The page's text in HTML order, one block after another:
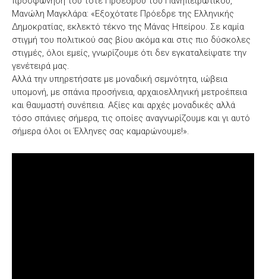
Μανώλη Μαγκλάρα: «Εξοχότατε Πρόεδρε της Ελληνικής
Δημοκρατίας, εκλεκτό τέκνο της Μάνας Ηπείρου. Σε καμία
στιγμή του πολιτικού σας βίου ακόμα και στις πιο δύσκολες
στιγμές, όλοι εμείς, γνωρίζουμε ότι δεν εγκαταλείψατε την
γενέτειρά μας.
Αλλά την υπηρετήσατε με μοναδική σεμνότητα, ιώβεια
υπομονή, με σπάνια προσήνεια, αρχαιοελληνική μετροέπεια
και θαυμαστή συνέπεια. Αξίες και αρχές μοναδικές αλλά
τόσο σπάνιες σήμερα, τις οποίες αναγνωρίζουμε και γι αυτό
σήμερα όλοι οι Έλληνες σας καμαρώνουμε!».